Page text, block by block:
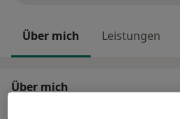
Über mich Leistungen
Über mich